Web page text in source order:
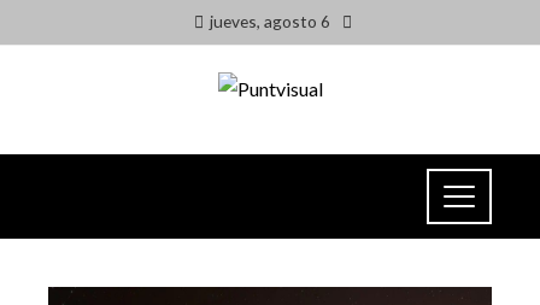
jueves, agosto 6